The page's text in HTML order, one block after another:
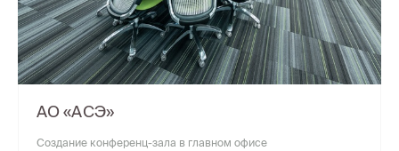
АО «АСЭ»
Создание конференц-зала в главном офисе